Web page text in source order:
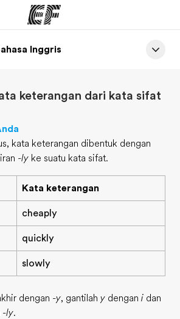
Inggris
keterangan dari kata sifat
kata keterangan dibentuk dengan
-ly ke suatu kata sifat.
Kata keterangan
cheaply
quickly
slowly
dengan -y, gantilah y dengan i dan
-ly.